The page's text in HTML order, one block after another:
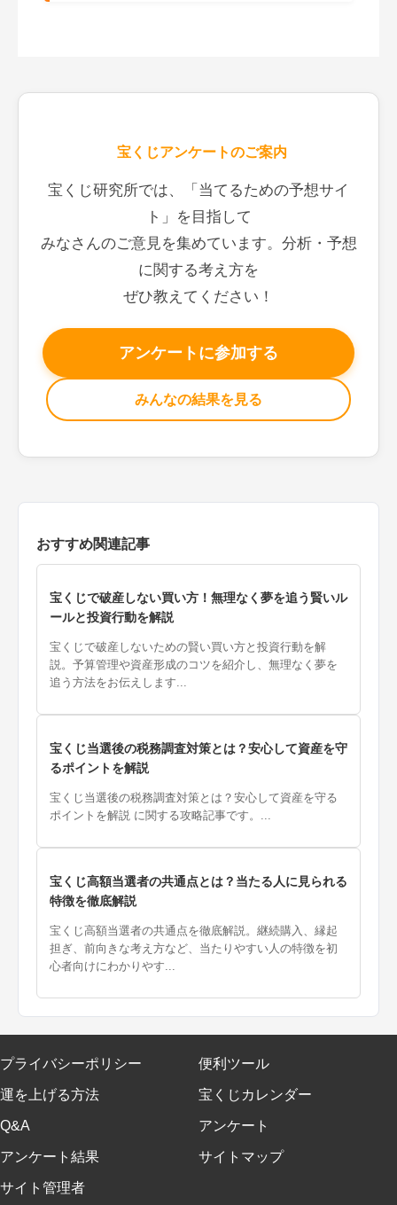
宝くじアンケートのご案内
宝くじ研究所では、「当てるための予想サイ
ト」を目指して
みなさんのご意見を集めています。分析・予想
に関する考え方を
ぜひ教えてください！
アンケートに参加する
みんなの結果を見る
おすすめ関連記事
宝くじで破産しない買い方！無理なく夢を追う賢いル
ールと投資行動を解説
宝くじで破産しないための賢い買い方と投資行動を解
説。予算管理や資産形成のコツを紹介し、無理なく夢を
追う方法をお伝えします...
宝くじ当選後の税務調査対策とは？安心して資産を守
るポイントを解説
宝くじ当選後の税務調査対策とは？安心して資産を守る
ポイントを解説 に関する攻略記事です。...
宝くじ高額当選者の共通点とは？当たる人に見られる
特徴を徹底解説
宝くじ高額当選者の共通点を徹底解説。継続購入、縁起
担ぎ、前向きな考え方など、当たりやすい人の特徴を初
心者向けにわかりやす...
プライバシーポリシー 便利ツール
運を上げる方法 宝くじカレンダー
Q&A アンケート
アンケート結果 サイトマップ
サイト管理者